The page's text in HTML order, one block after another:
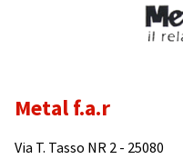
Metal f.a.r
Via T. Tasso NR 2 - 25080